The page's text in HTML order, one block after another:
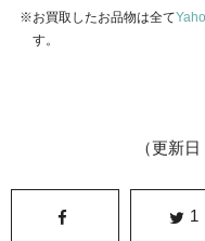
お買取したお品物は全て
す。
（更新
1